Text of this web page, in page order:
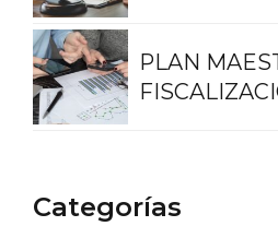
PLAN
Categorías